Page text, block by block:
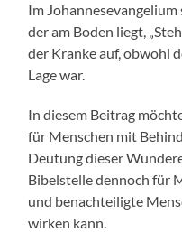
Im Johannesevangelium
der am Boden liegt,
der Kranke auf, obwohl
Lage war.
In diesem Beitrag
für Menschen mit
Deutung dieser
Bibelstelle dennoch für
und benachteiligte
wirken kann.